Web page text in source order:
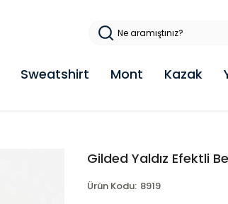
Sweatshirt Mont Kazak
Gilded Yaldız Efektli
Ürün Kodu: 8919